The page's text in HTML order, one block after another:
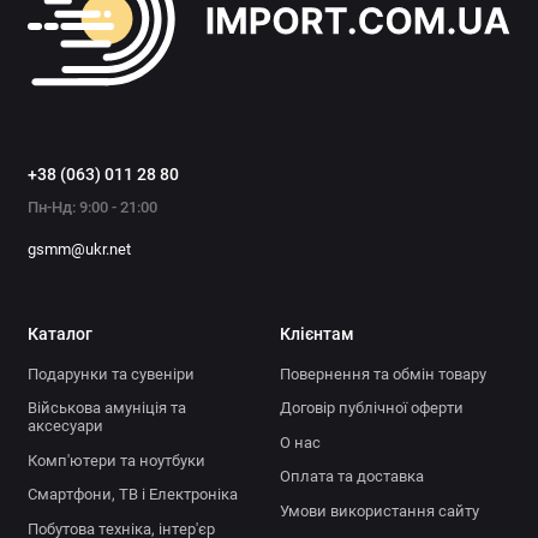
+38 (063) 011 28 80
Пн-Нд: 9:00 - 21:00
gsmm@ukr.net
Каталог
Подарунки та сувеніри
Військова амуніція та
аксесуари
Комп'ютери та ноутбуки
Смартфони, ТВ і Електроніка
Побутова техніка, інтер'єр
Клієнтам
Повернення та обмін товару
Договір публічної оферти
О нас
Оплата та доставка
Умови використання сайту